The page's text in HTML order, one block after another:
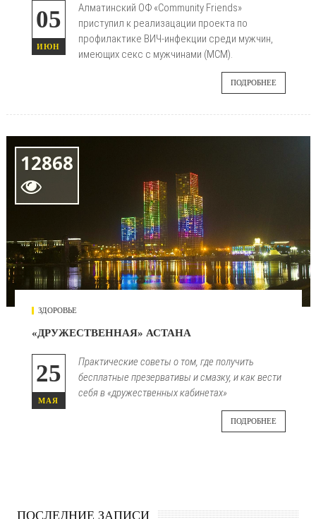
05
ИЮН
Алматинский ОФ «Community Friends»
приступил к реализацации проекта по
профилактике ВИЧ-инфекции среди мужчин,
имеющих секс с мужчинами (МСМ).
ПОДРОБНЕЕ
12868

ЗДОРОВЬЕ
«ДРУЖЕСТВЕННАЯ» АСТАНА
25
МАЯ
Практические советы о том, где получить
бесплатные презервативы и смазку, и как вести
себя в «дружественных кабинетах»
ПОДРОБНЕЕ
ПОСЛЕДНИЕ ЗАПИСИ